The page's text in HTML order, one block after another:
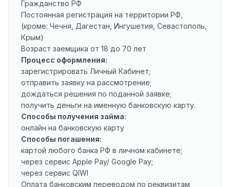
Гражданство РФ
Постоянная регистрация на территории РФ,
(кроме: Чечня, Дагестан, Ингушетия, Севастополь,
Крым)
Возраст заемщика от 18 до 70 лет
Процесс оформления:
зарегистрировать Личный Кабинет;
отправить заявку на рассмотрение;
дождаться решения по поданной заявке;
получить деньги на именную банковскую карту.
Способы получения займа:
онлайн на банковскую карту
Способы погашения:
картой любого банка РФ в личном кабинете;
через сервис Apple Pay/ Google Pay;
через сервис QIWI
Оплата банковским переводом по реквизитам